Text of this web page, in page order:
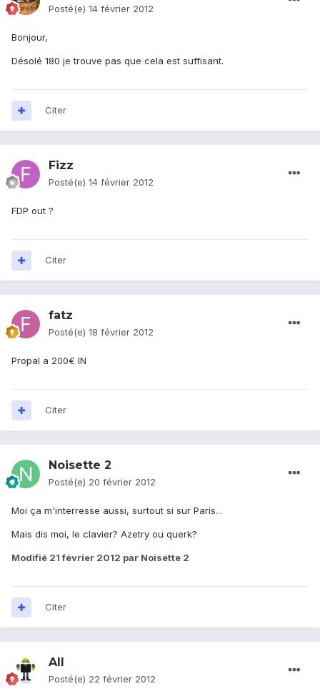
Posté(e) 14 février 2012
Bonjour,
Désolé 180 je trouve pas que cela est suffisant.
Citer
Fizz
Posté(e) 14 février 2012
FDP out ?
Citer
fatz
Posté(e) 18 février 2012
Propal a 200€ IN
Citer
Noisette 2
Posté(e) 20 février 2012
Moi ça m'interresse aussi, surtout si sur Paris...
Mais dis moi, le clavier? Azetry ou querk?
Modifié 21 février 2012 par Noisette 2
Citer
All
Posté(e) 22 février 2012